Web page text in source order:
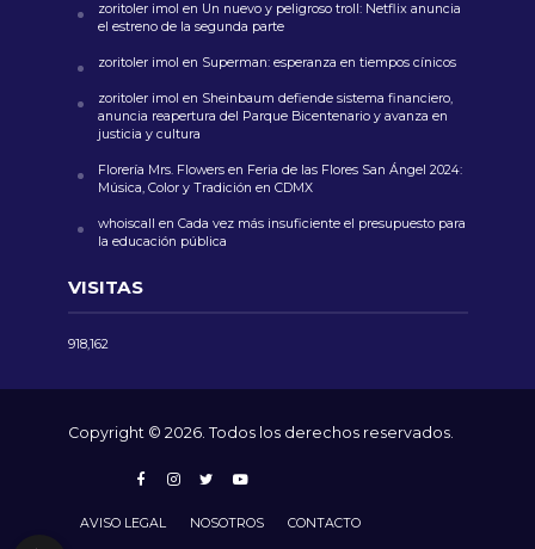
zoritoler imol en Un nuevo y peligroso troll: Netflix anuncia
el estreno de la segunda parte
zoritoler imol en Superman: esperanza en tiempos cínicos
zoritoler imol en Sheinbaum defiende sistema financiero,
anuncia reapertura del Parque Bicentenario y avanza en
justicia y cultura
Florería Mrs. Flowersen Feria de las Flores San Ángel 2024:
Música, Color y Tradición en CDMX
whoiscall en Cada vez más insuficiente el presupuesto para
la educación pública
VISITAS
918,162
Copyright © 2026. Todos los derechos reservados.
AVISO LEGAL NOSOTROS CONTACTO